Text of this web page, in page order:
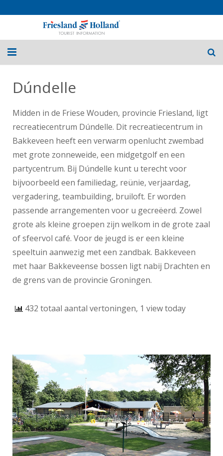
Fietsvakanties
Over Friesland
Nieuws
Contact
Dúndelle
Midden in de Friese Wouden, provincie Friesland, ligt
recreatiecentrum Dúndelle. Dit recreatiecentrum in
Bakkeveen heeft een verwarm openlucht zwembad
met grote zonneweide, een midgetgolf en een
partycentrum. Bij Dúndelle kunt u terecht voor
bijvoorbeeld een familiedag, reünie, verjaardag,
vergadering, teambuilding, bruiloft. Er worden
passende arrangementen voor u gecreëerd. Zowel
grote als kleine groepen zijn welkom in de grote zaal
of sfeervol café. Voor de jeugd is er een kleine
speeltuin aanwezig met een zandbak. Bakkeveen
met haar Bakkeveense bossen ligt nabij Drachten en
de grens van de provincie Groningen.
432 totaal aantal vertoningen, 1 view today